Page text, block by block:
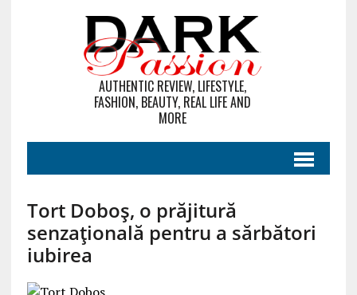
AUTHENTIC REVIEW, LIFESTYLE,
FASHION, BEAUTY, REAL LIFE AND
MORE
Tort Doboş, o prăjitură
senzațională pentru a sărbători
iubirea